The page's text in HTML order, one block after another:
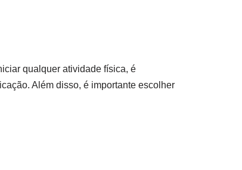
qualquer atividade física, é
Além disso, é importante escolher